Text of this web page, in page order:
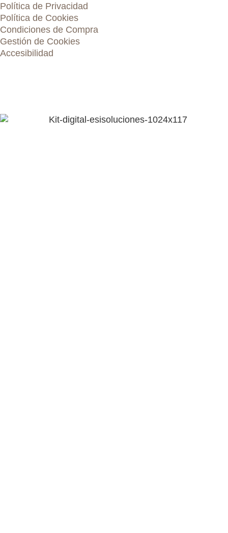
Política de Privacidad
Política de Cookies
Condiciones de Compra
Gestión de Cookies
Accesibilidad